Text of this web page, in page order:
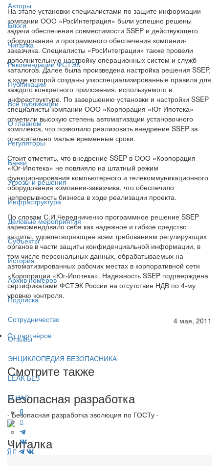
Авторы
Блоги
Читалка
Рекомендации ФСТЭК
Публикации
Все публикации
О главном
Регуляторы
Банки
Угрозы и решения
Инфраструктура
Деловые мероприятия
Субъекты
История
Архив номеров
Подписка
Сотрудничество
Отзывы
ЭНЦИКЛОПЕДИЯ БЕЗОПАСНИКА
LEAK-БЕЗ
О НАС
На этапе установки специалистами по защите информации
компании ООО «РосИнтеграция» были успешно решены
задачи обеспечения совместимости SSEP и действующего
оборудования и программного обеспечения компании-
заказчика. Специалисты «РосИнтеграции» также провели
дополнительную настройку операционных систем и служб
каталогов. Далее была произведена настройка решения SSEP,
в ходе которой созданы узкоспециализированные правила для
каждого конкретного приложения, используемого в
инфраструктуре. По завершению установки и настройки SSEP
специалисты компании ООО «Корпорация «Юг-Ипотека»
отметили высокую степень автоматизации установочного
комплекса, что позволило реализовать внедрение SSEP за
относительно малые временные сроки.
Стоит отметить, что внедрение SSEP в ООО «Корпорация
«Юг-Ипотека» не повлияло на штатный режим
функционирования компьютерного и телекоммуникационного
оборудования компании-заказчика, что обеспечило
непрерывность бизнеса в ходе реализации проекта.
По словам С.И.Чередниченко программное решение SSEP
зарекомендовало себя как надежное и гибкое средство
защиты, удовлетворяющее всем требованиям регулирующих
органов в части защиты конфиденциальной информации, в
том числе персональных данных, обрабатываемых на
автоматизированных рабочих местах в корпоративной сети
«Корпорации «Юг-Ипотека». Надежность SSEP подтверждена
сертификатами ФСТЭК России на отсутствие НДВ по 4-му
уровню контроля.
4 мая, 2011
От партнёров
Смотрите также
Безопасная разработка
- Безопасная разработка эволюция по ГОСТу -
Читалка